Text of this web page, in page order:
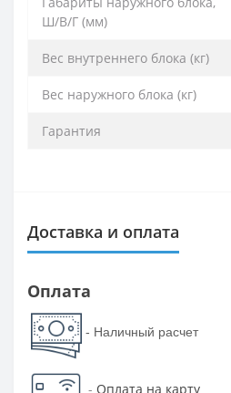
Ш/В/Г (мм)
Вес внутреннего блока (кг)
Вес наружного блока (кг)
Гарантия
Доставка и оплата
Оплата
- Наличный расчет
- Оплата на карту